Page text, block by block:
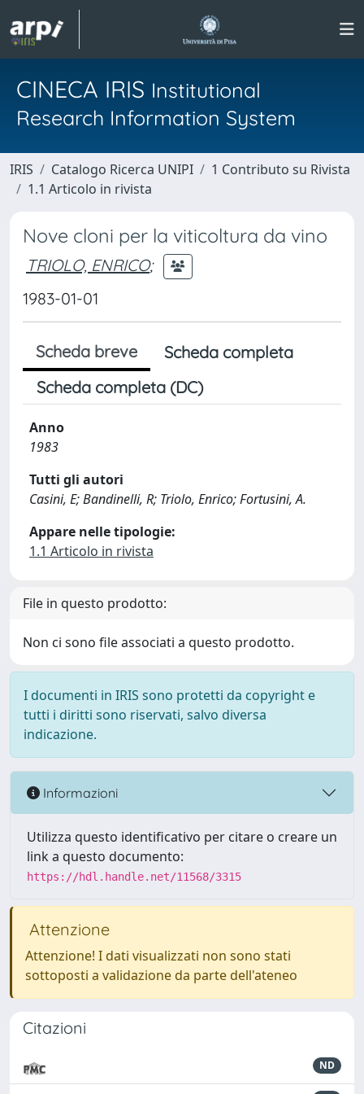
CINECA IRIS Institutional
Research Information System
IRIS Catalogo Ricerca UNIPI
1 Contributo su Rivista
1.1 Articolo in rivista
Nove cloni per la viticoltura da vino
TRIOLO, ENRICO;
1983-01-01
Scheda breve
Scheda completa
Scheda completa (DC)
Anno
1983
Tutti gli autori
Casini, E; Bandinelli, R; Triolo, Enrico; Fortusini, A.
Appare nelle tipologie:
1.1 Articolo in rivista
File in questo prodotto:
Non ci sono file associati a questo prodotto.
I documenti in IRIS sono protetti da copyright e
tutti i diritti sono riservati, salvo diversa
indicazione.
Informazioni
Utilizza questo identificativo per citare o creare un
link a questo documento:
https://hdl.handle.net/11568/3315
Attenzione
Attenzione! I dati visualizzati non sono stati
sottoposti a validazione da parte dell'ateneo
Citazioni
ND